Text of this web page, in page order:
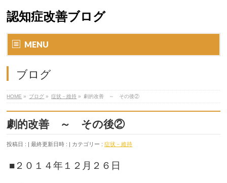
認知症改善ブログ
MENU
ブログ
HOME » ブログ » 症状－維持 » 劇的改善 ～ その後②
劇的改善 ～ その後②
投稿日 : 最終更新日時 : カテゴリー :症状－維持
■２０１４年１２月２６日